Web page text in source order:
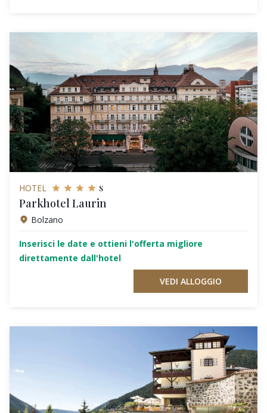
HOTEL s
Parkhotel Laurin
Bolzano
Inserisci le date e ottieni l'offerta migliore
direttamente dall'hotel
VEDI ALLOGGIO